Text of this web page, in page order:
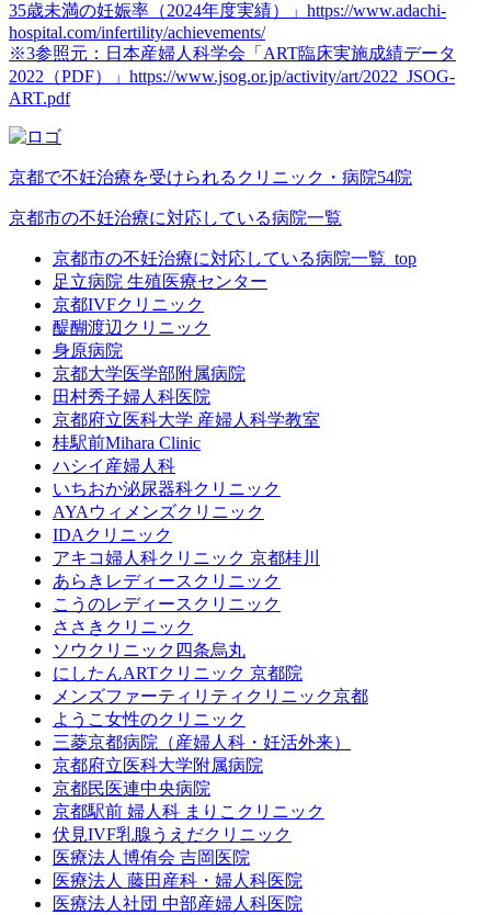
35歳未満の妊娠率（2024年度実績）」https://www.adachi-
hospital.com/infertility/achievements/
※3参照元：日本産婦人科学会「ART臨床実施成績データ
2022（PDF）」https://www.jsog.or.jp/activity/art/2022_JSOG-
ART.pdf
京都で不妊治療を受けられるクリニック・病院54院
京都市の不妊治療に対応している病院一覧
京都市の不妊治療に対応している病院一覧_top
足立病院 生殖医療センター
京都IVFクリニック
醍醐渡辺クリニック
身原病院
京都大学医学部附属病院
田村秀子婦人科医院
京都府立医科大学 産婦人科学教室
桂駅前Mihara Clinic
ハシイ産婦人科
いちおか泌尿器科クリニック
AYAウィメンズクリニック
IDAクリニック
アキコ婦人科クリニック 京都桂川
あらきレディースクリニック
こうのレディースクリニック
ささきクリニック
ソウクリニック四条烏丸
にしたんARTクリニック 京都院
メンズファーティリティクリニック京都
ようこ女性のクリニック
三菱京都病院（産婦人科・妊活外来）
京都府立医科大学附属病院
京都民医連中央病院
京都駅前 婦人科 まりこクリニック
伏見IVF乳腺うえだクリニック
医療法人博侑会 吉岡医院
医療法人 藤田産科・婦人科医院
医療法人社団 中部産婦人科医院